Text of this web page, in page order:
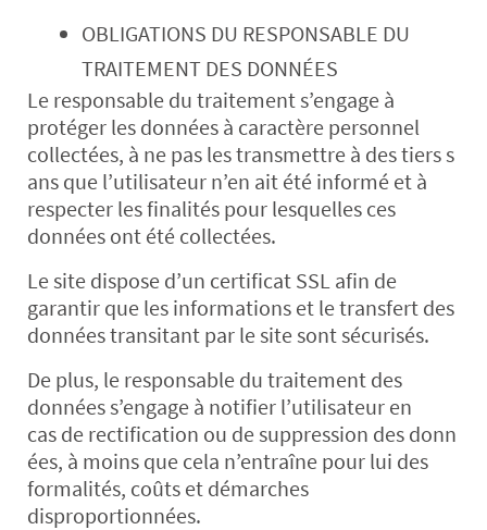
OBLIGATIONS DU RESPONSABLE DU
TRAITEMENT DES DONNÉES
Le responsable du traitement s’engage à
protéger les données à caractère personnel
collectées, à ne pas les transmettre à des tiers s
ans que l’utilisateur n’en ait été informé et à
respecter les finalités pour lesquelles ces
données ont été collectées.
Le site dispose d’un certificat SSL afin de
garantir que les informations et le transfert des
données transitant par le site sont sécurisés.
De plus, le responsable du traitement des
données s’engage à notifier l’utilisateur en
cas de rectification ou de suppression des donn
ées, à moins que cela n’entraîne pour lui des
formalités, coûts et démarches
disproportionnées.